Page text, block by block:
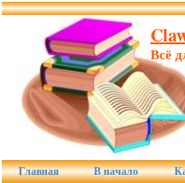
Всё
Главная В начало